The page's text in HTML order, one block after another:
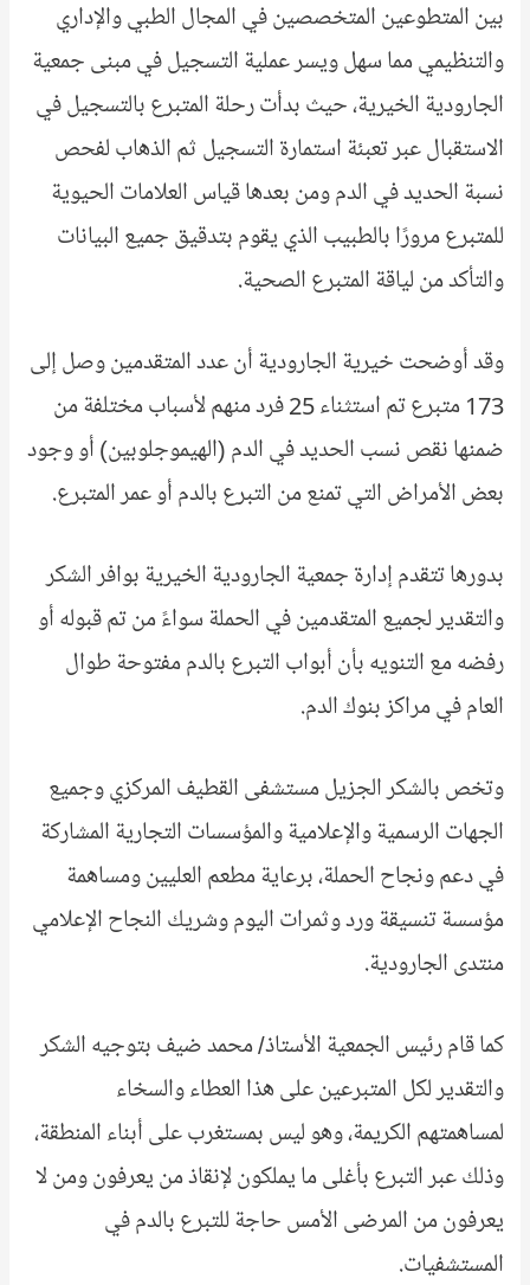
بين المتطوعين المتخصصين في المجال الطبي والإداري
والتنظيمي مما سهل ويسر عملية التسجيل في مبنى جمعية
الجارودية الخيرية، حيث بدأت رحلة المتبرع بالتسجيل في
الاستقبال عبر تعبئة استمارة التسجيل ثم الذهاب لفحص
نسبة الحديد في الدم ومن بعدها قياس العلامات الحيوية
للمتبرع مرورًا بالطبيب الذي يقوم بتدقيق جميع البيانات
والتأكد من لياقة المتبرع الصحية.
وقد أوضحت خيرية الجارودية أن عدد المتقدمين وصل إلى
173 متبرع تم استثناء 25 فرد منهم لأسباب مختلفة من
ضمنها نقص نسب الحديد في الدم (الهيموجلوبين) أو وجود
بعض الأمراض التي تمنع من التبرع بالدم أو عمر المتبرع.
بدورها تتقدم إدارة جمعية الجارودية الخيرية بوافر الشكر
والتقدير لجميع المتقدمين في الحملة سواءً من تم قبوله أو
رفضه مع التنويه بأن أبواب التبرع بالدم مفتوحة طوال
العام في مراكز بنوك الدم.
وتخص بالشكر الجزيل مستشفى القطيف المركزي وجميع
الجهات الرسمية والإعلامية والمؤسسات التجارية المشاركة
في دعم ونجاح الحملة، برعاية مطعم العليين ومساهمة
مؤسسة تنسيقة ورد وثمرات اليوم وشريك النجاح الإعلامي
منتدى الجارودية.
كما قام رئيس الجمعية الأستاذ/ محمد ضيف بتوجيه الشكر
والتقدير لكل المتبرعين على هذا العطاء والسخاء
لمساهمتهم الكريمة، وهو ليس بمستغرب على أبناء المنطقة،
وذلك عبر التبرع بأغلى ما يملكون لإنقاذ من يعرفون ومن لا
يعرفون من المرضى الأمس حاجة للتبرع بالدم في
المستشفيات.